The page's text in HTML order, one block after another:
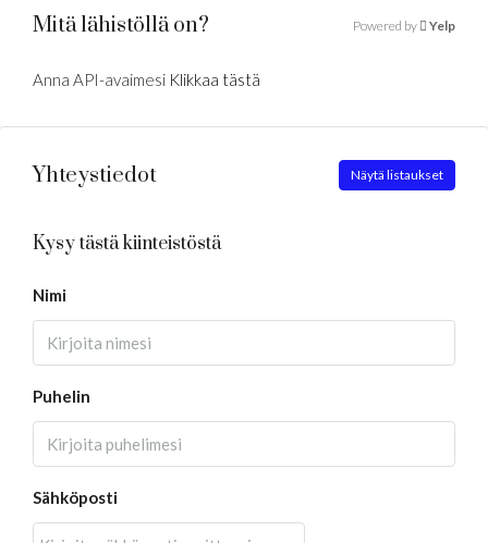
Mitä lähistöllä on? Powered by Yelp
Anna API-avaimesi Klikkaa tästä
Yhteystiedot Näytä listaukset
Kysy tästä kiinteistöstä
Nimi
Puhelin
Sähköposti